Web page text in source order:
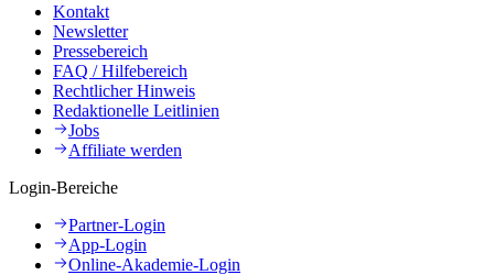
Kontakt
Newsletter
Pressebereich
FAQ / Hilfebereich
Rechtlicher Hinweis
Redaktionelle Leitlinien
Jobs
Affiliate werden
Login-Bereiche
Partner-Login
App-Login
Online-Akademie-Login